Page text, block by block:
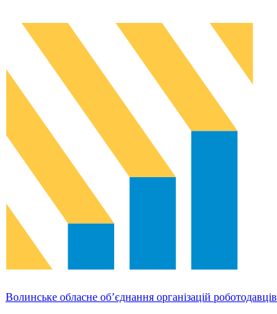
Волинське обласне об’єднання організацій роботодавців